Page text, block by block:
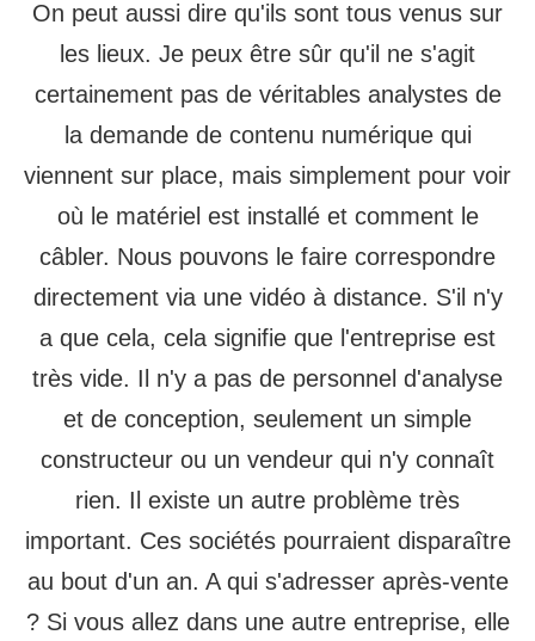
On peut aussi dire qu'ils sont tous venus sur
les lieux. Je peux être sûr qu'il ne s'agit
certainement pas de véritables analystes de
la demande de contenu numérique qui
viennent sur place, mais simplement pour voir
où le matériel est installé et comment le
câbler. Nous pouvons le faire correspondre
directement via une vidéo à distance. S'il n'y
a que cela, cela signifie que l'entreprise est
très vide. Il n'y a pas de personnel d'analyse
et de conception, seulement un simple
constructeur ou un vendeur qui n'y connaît
rien. Il existe un autre problème très
important. Ces sociétés pourraient disparaître
au bout d'un an. A qui s'adresser après-vente
? Si vous allez dans une autre entreprise, elle